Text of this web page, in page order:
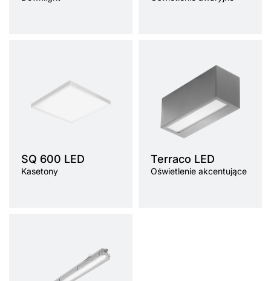
SQ 600 LED
Kasetony
Terraco LED
Oświetlenie akcentujące